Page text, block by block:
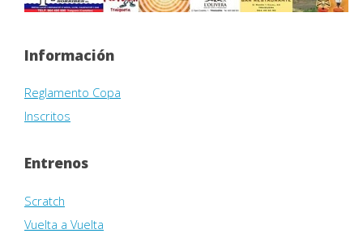
Información
Reglamento Copa
Inscritos
Entrenos
Scratch
Vuelta a Vuelta